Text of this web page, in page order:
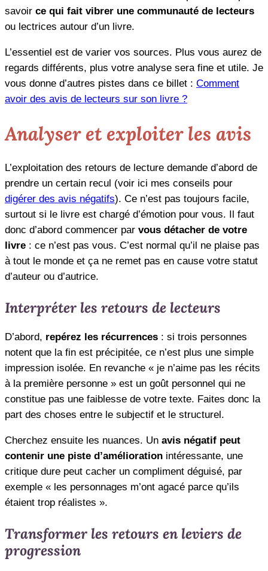
savoir ce qui fait vibrer une communauté de lecteurs
ou lectrices autour d’un livre.
L’essentiel est de varier vos sources. Plus vous aurez de
regards différents, plus votre analyse sera fine et utile. Je
vous donne d’autres pistes dans ce billet : Comment
avoir des avis de lecteurs sur son livre ?
Analyser et exploiter les avis
L’exploitation des retours de lecture demande d’abord de
prendre un certain recul (voir ici mes conseils pour
digérer des avis négatifs). Ce n’est pas toujours facile,
surtout si le livre est chargé d’émotion pour vous. Il faut
donc d’abord commencer par vous détacher de votre
livre : ce n’est pas vous. C’est normal qu’il ne plaise pas
à tout le monde et ça ne remet pas en cause votre statut
d’auteur ou d’autrice.
Interpréter les retours de lecteurs
D’abord, repérez les récurrences : si trois personnes
notent que la fin est précipitée, ce n’est plus une simple
impression isolée. En revanche « je n’aime pas les récits
à la première personne » est un goût personnel qui ne
constitue pas une faiblesse de votre texte. Faites donc la
part des choses entre le subjectif et le structurel.
Cherchez ensuite les nuances. Un avis négatif peut
contenir une piste d’amélioration intéressante, une
critique dure peut cacher un compliment déguisé, par
exemple « les personnages m’ont agacé parce qu’ils
étaient trop réalistes ».
Transformer les retours en leviers de
progression